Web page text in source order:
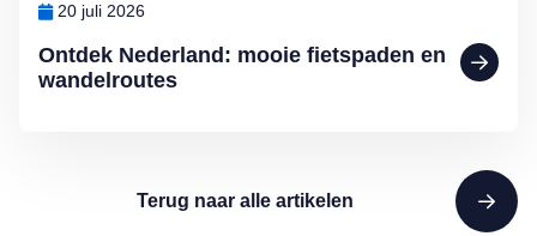
Ontdek Nederland: mooie fietspaden en
wandelroutes
20 juli 2026
Terug naar alle artikelen